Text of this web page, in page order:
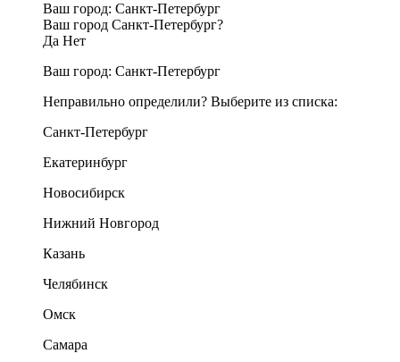
Ваш город: Санкт-Петербург
Ваш город Санкт-Петербург?
Да Нет
Ваш город: Санкт-Петербург
Неправильно определили? Выберите из списка:
Санкт-Петербург
Екатеринбург
Новосибирск
Нижний Новгород
Казань
Челябинск
Омск
Самара